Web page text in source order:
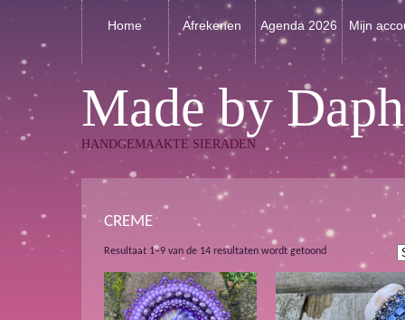
Home Afrekenen Agenda 2026 Mijn
Made by
HANDGEMAAKTE SIERADEN
CREME
Resultaat 1–9 van de 14 resultaten wordt getoond Gesorteerd
nieuwste